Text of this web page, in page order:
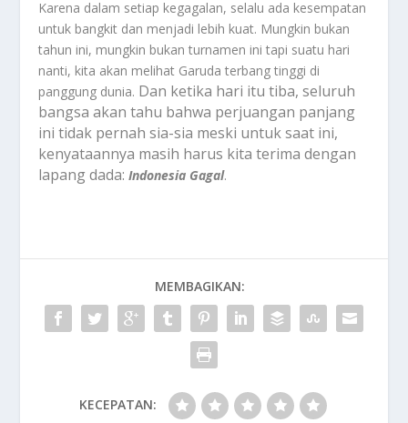
Karena dalam setiap kegagalan, selalu ada kesempatan
untuk bangkit dan menjadi lebih kuat. Mungkin bukan
tahun ini, mungkin bukan turnamen ini tapi suatu hari
nanti, kita akan melihat Garuda terbang tinggi di
panggung dunia. Dan ketika hari itu tiba, seluruh
bangsa akan tahu bahwa perjuangan panjang
ini tidak pernah sia-sia meski untuk saat ini,
kenyataannya masih harus kita terima dengan
lapang dada:Indonesia Gagal.
MEMBAGIKAN:
KECEPATAN: